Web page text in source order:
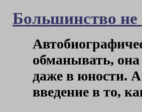
Большинство не
обманывать,
даже в юности. А
введение в то,